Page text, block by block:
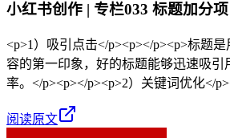
小红书创作 | 专栏033 标题加分项
<p>1）吸引点击</p><p></p><p>标题
容的第一印象，好的标题能够迅速吸引
率。</p><p></p><p>2）关键词优化</
阅读原文